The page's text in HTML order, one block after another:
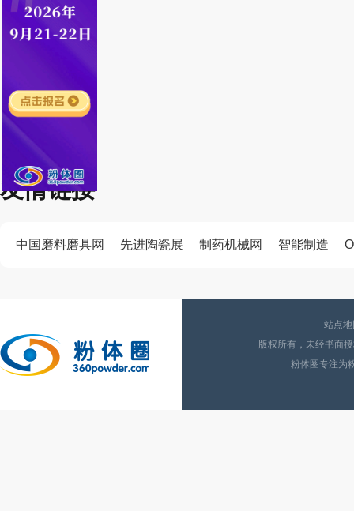
友情链接
中国磨料磨具网 先进陶瓷展 制药机械网 智能制造
站点
版权所有，未经书面
粉体圈专注为